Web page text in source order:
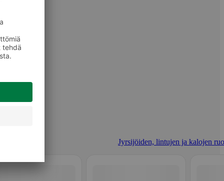
Jyrsijöiden, lintujen ja kalojen